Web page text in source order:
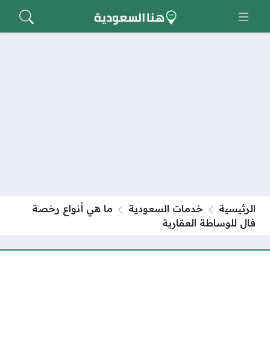
الرئيسية خدمات السعودية
ما هي أنواع رخصة
فال للوساطة العقارية